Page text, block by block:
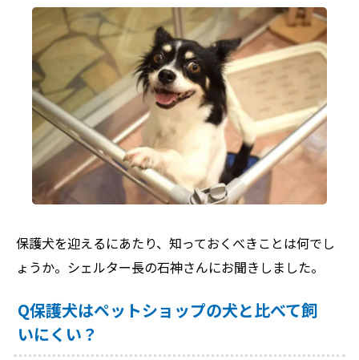
保護犬を迎えるにあたり、知っておくべきことは何でし
ょうか。シェルター長の石神さんにお聞きしました。
Q保護犬はペットショップの犬と比べて飼
いにくい？